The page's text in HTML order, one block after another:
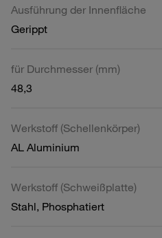
Ausführung der Innenfläche
Gerippt
für Durchmesser (mm)
48,3
Werkstoff (Schellenkörper)
AL Aluminium
Werkstoff (Schweißplatte)
Stahl, Phosphatiert